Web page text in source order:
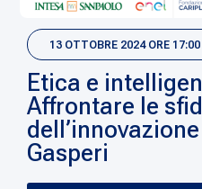
13 OTTOBRE 2024 ORE
Etica e
Affrontare le
Gasperi